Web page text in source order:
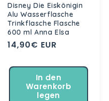
Disney Die Eiskönigin
Alu Wasserflasche
Trinkflasche Flasche
600 ml Anna Elsa
Normaler
14,90€ EUR
In den
Warenkorb
legen